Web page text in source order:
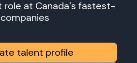
role at Canada's fastest-
talent profile